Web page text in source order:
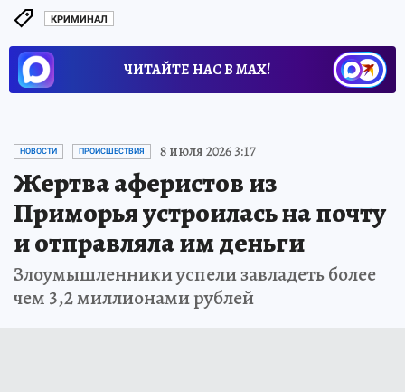
КРИМИНАЛ
ЧИТАЙТЕ НАС В МАХ!
НОВОСТИ ПРОИСШЕСТВИЯ 8 июля 2026 3:17
Жертва аферистов из
Приморья устроилась на почту
и отправляла им деньги
Злоумышленники успели завладеть более
чем 3,2 миллионами рублей